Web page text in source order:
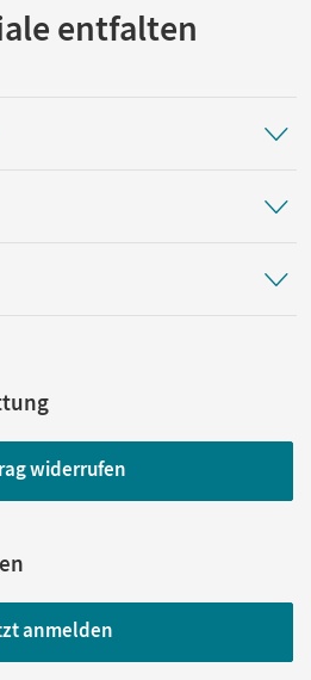
entfalten
widerrufen
anmelden